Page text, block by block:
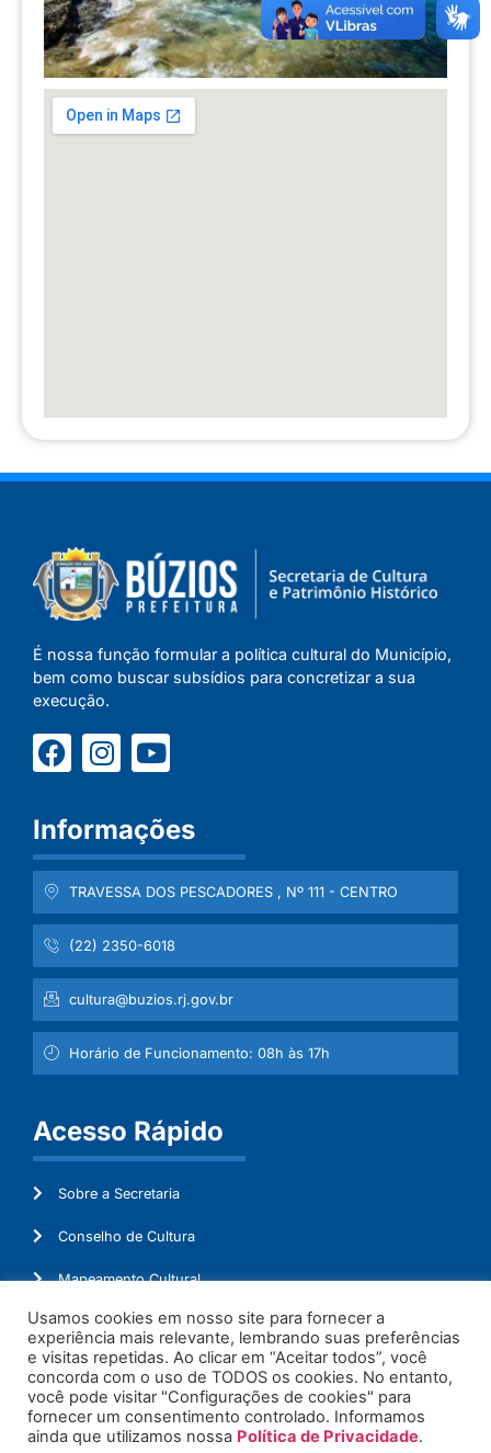
É nossa função formular a política cultural do Município,
bem como buscar subsídios para concretizar a sua
execução.
Informações
TRAVESSA DOS PESCADORES , Nº 111 - CENTRO
(22) 2350-6018
cultura@buzios.rj.gov.br
Horário de Funcionamento: 08h às 17h
Acesso Rápido
Sobre a Secretaria
Conselho de Cultura
Mapeamento Cultural
Lei Aldir Blanc
Ouvidoria
Administração
Usamos cookies em nosso site para fornecer a
experiência mais relevante, lembrando suas preferências
e visitas repetidas. Ao clicar em “Aceitar todos”, você
concorda com o uso de TODOS os cookies. No entanto,
você pode visitar "Configurações de cookies" para
fornecer um consentimento controlado. Informamos
ainda que utilizamos nossa Política de Privacidade.